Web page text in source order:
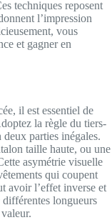
techniques reposent
l’impression
vous
et gagner en
il est essentiel de
la règle du tiers-
parties inégales.
taille haute, ou une
asymétrie visuelle
qui coupent
avoir l’effet inverse et
différentes longueurs